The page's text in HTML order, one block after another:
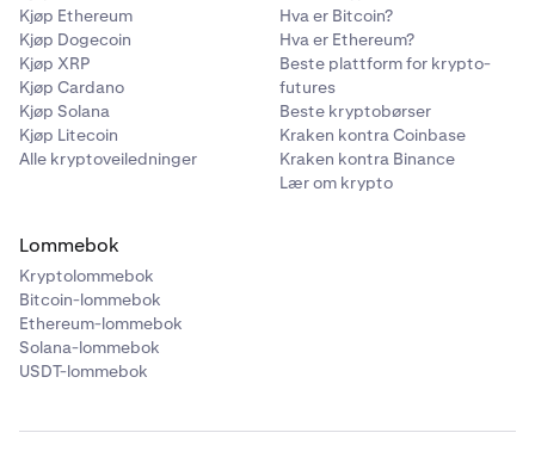
Kjøp Ethereum
Kjøp Dogecoin
Kjøp XRP
Kjøp Cardano
Kjøp Solana
Kjøp Litecoin
Alle kryptoveiledninger
Hva er Bitcoin?
Hva er Ethereum?
Beste plattform for krypto-
futures
Beste kryptobørser
Kraken kontra Coinbase
Kraken kontra Binance
Lær om krypto
Lommebok
Kryptolommebok
Bitcoin-lommebok
Ethereum-lommebok
Solana-lommebok
USDT-lommebok